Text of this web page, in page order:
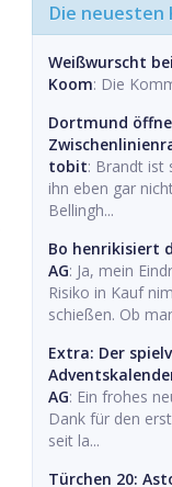
Die neuesten
Weißwurscht
Koom: Die
Dortmund
tobit: Brandt ist
ihn eben gar
Bellingh...
Bo henrikisiert
AG: Ja, mein
Risiko in Kauf
schießen. Ob
Extra: Der
AG: Ein frohes
Dank für den
seit la...
Türchen 20: